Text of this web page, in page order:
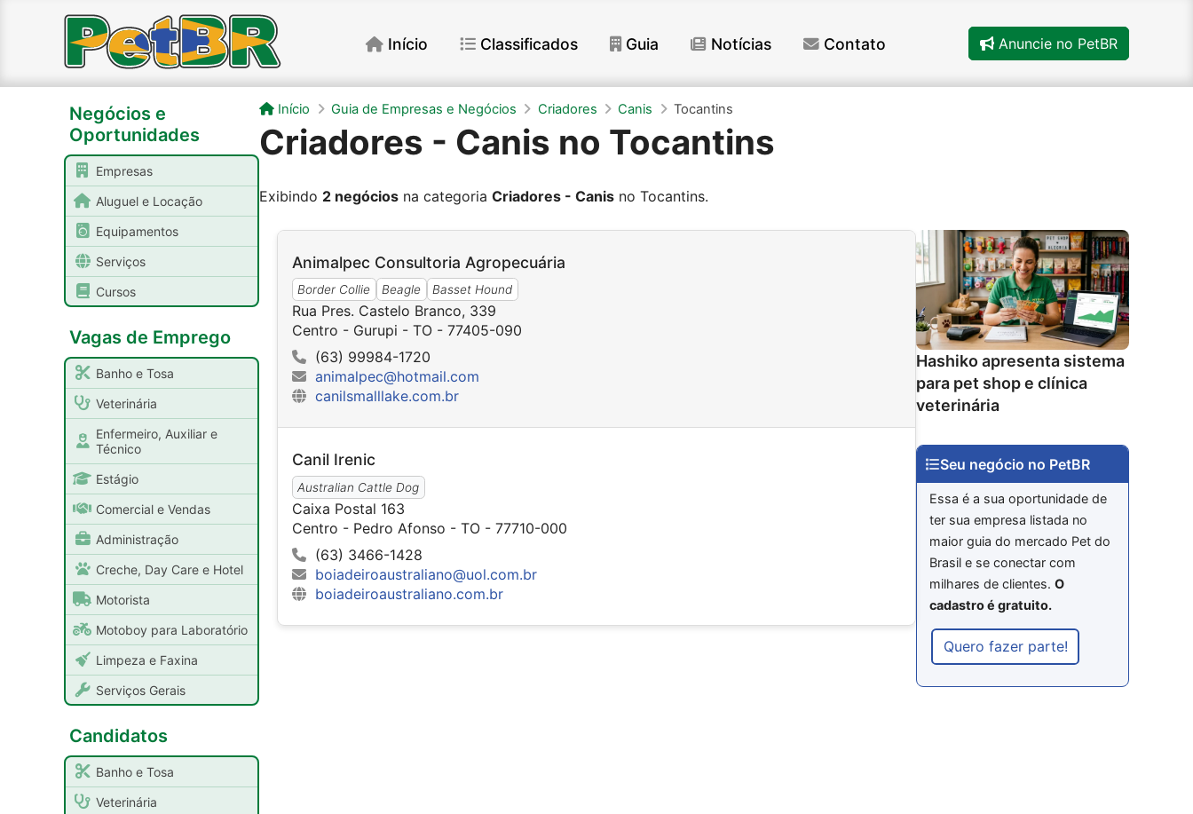
Início Classificados Guia Notícias Contato Anuncie no PetBR
Negócios e
Oportunidades
Empresas
Aluguel e Locação
Equipamentos
Serviços
Cursos
Vagas de Emprego
Banho e Tosa
Veterinária
Enfermeiro, Auxiliar e
Técnico
Estágio
Comercial e Vendas
Administração
Creche, Day Care e Hotel
Motorista
Motoboy para Laboratório
Limpeza e Faxina
Serviços Gerais
Candidatos
Banho e Tosa
Veterinária
Início Guia de Empresas e Negócios Criadores Canis Tocantins
Criadores - Canis no Tocantins
Exibindo 2 negócios na categoria Criadores - Canis no Tocantins.
Hashiko apresenta sistema
para pet shop e clínica
veterinária
Seu negócio no PetBR
Essa é a sua oportunidade de
ter sua empresa listada no
maior guia do mercado Pet do
Brasil e se conectar com
milhares de clientes.O
cadastro é gratuito.
Quero fazer parte!
Animalpec Consultoria Agropecuária
Border Collie Beagle Basset Hound
Rua Pres. Castelo Branco, 339
Centro - Gurupi - TO - 77405-090
(63) 99984-1720
animalpec@hotmail.com
canilsmalllake.com.br
Canil Irenic
Australian Cattle Dog
Caixa Postal 163
Centro - Pedro Afonso - TO - 77710-000
(63) 3466-1428
boiadeiroaustraliano@uol.com.br
boiadeiroaustraliano.com.br